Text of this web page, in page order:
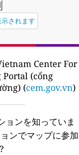
されます
Center For
(cổng
(cem.gov.vn)
ョンを知っていま
ンでマップに参加